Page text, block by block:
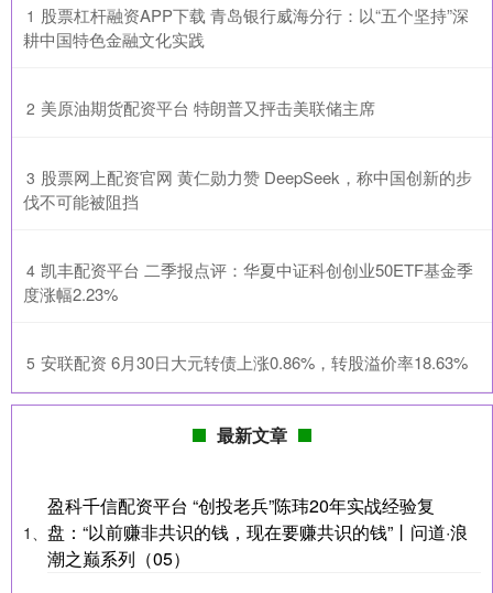
1 ​股票杠杆融资APP下载 青岛银行威海分行：以“五个坚持”深
耕中国特色金融文化实践
2 ​美原油期货配资平台 特朗普又抨击美联储主席
3 ​股票网上配资官网 黄仁勋力赞 DeepSeek，称中国创新的步
伐不可能被阻挡
4 ​凯丰配资平台 二季报点评：华夏中证科创创业50ETF基金季
度涨幅2.23%
5 ​安联配资 6月30日大元转债上涨0.86%，转股溢价率18.63%
最新文章
1、
盈科千信配资平台 “创投老兵”陈玮20年实战经验复
盘：“以前赚非共识的钱，现在要赚共识的钱”丨问道·浪
潮之巅系列（05）